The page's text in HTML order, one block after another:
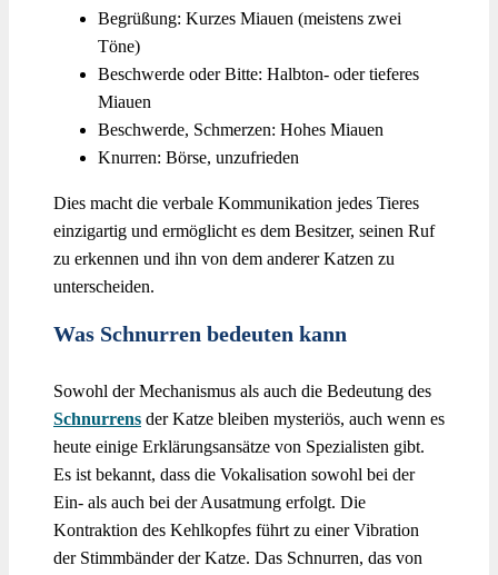
Begrüßung: Kurzes Miauen (meistens zwei
Töne)
Beschwerde oder Bitte: Halbton- oder tieferes
Miauen
Beschwerde, Schmerzen: Hohes Miauen
Knurren: Börse, unzufrieden
Dies macht die verbale Kommunikation jedes Tieres
einzigartig und ermöglicht es dem Besitzer, seinen Ruf
zu erkennen und ihn von dem anderer Katzen zu
unterscheiden.
Was Schnurren bedeuten kann
Sowohl der Mechanismus als auch die Bedeutung des
Schnurrens der Katze bleiben mysteriös, auch wenn es
heute einige Erklärungsansätze von Spezialisten gibt.
Es ist bekannt, dass die Vokalisation sowohl bei der
Ein- als auch bei der Ausatmung erfolgt. Die
Kontraktion des Kehlkopfes führt zu einer Vibration
der Stimmbänder der Katze. Das Schnurren, das von